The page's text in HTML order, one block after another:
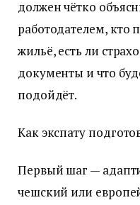
должен чётко
работодателем, кто
жильё, есть ли
документы и что
подойдёт.
Как экспату
Первый шаг —
чешский или